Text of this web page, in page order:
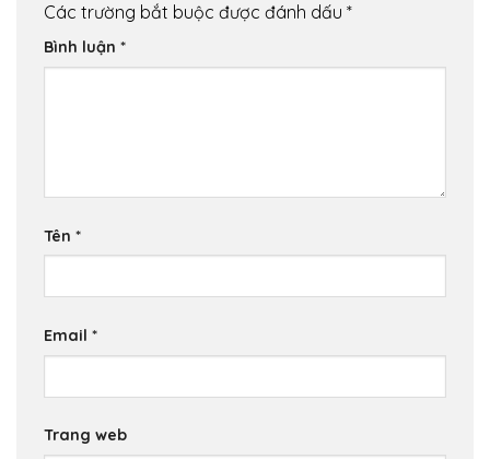
Các trường bắt buộc được đánh dấu *
Bình luận *
Tên *
Email *
Trang web